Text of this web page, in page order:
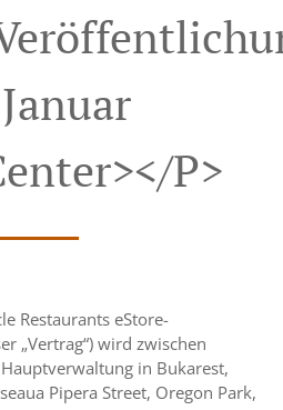
p>
Restaurants eStore-
„Vertrag“) wird zwischen
in Bukarest,
Pipera Street, Oregon Park,